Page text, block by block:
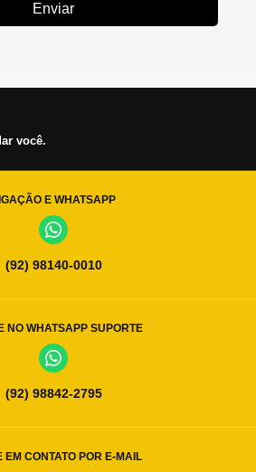
Enviar
você.
E WHATSAPP
(92) 98140-0010
NO WHATSAPP SUPORTE
(92) 98842-2795
EM CONTATO POR E-MAIL